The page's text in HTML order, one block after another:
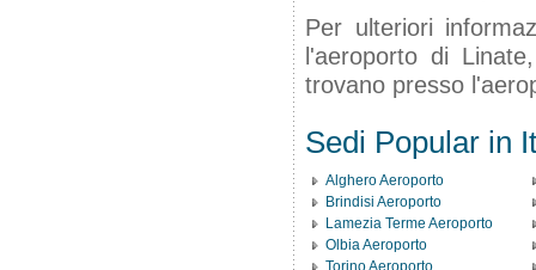
Per ulteriori
l'aeroporto di
trovano presso
Sedi Popular in
Alghero Aeroporto
Brindisi Aeroporto
Lamezia Terme Aeroporto
Olbia Aeroporto
Torino Aeroporto